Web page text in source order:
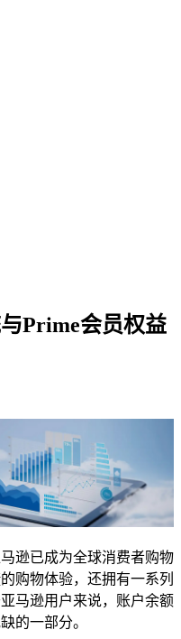
Prime会员权益
逊已成为全球消费者购物
购物体验，还拥有一系列
马逊用户来说，账户余额
的一部分。